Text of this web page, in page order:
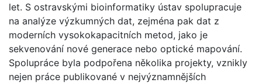
let. S ostravskými bioinformatiky ústav spolupracuje
na analýze výzkumných dat, zejména pak dat z
moderních vysokokapacitních metod, jako je
sekvenování nové generace nebo optické mapování.
Spolupráce byla podpořena několika projekty, vznikly
nejen práce publikované v nejvýznamnějších